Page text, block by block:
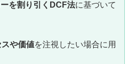
を割り引くDCF法に基づいて
や価値を注視したい場合に用